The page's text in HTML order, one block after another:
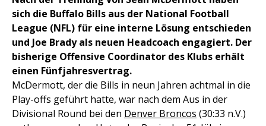
sich die Buffalo Bills aus der National Football
League (NFL) für eine interne Lösung entschieden
und Joe Brady als neuen Headcoach engagiert. Der
bisherige Offensive Coordinator des Klubs erhält
einen Fünfjahresvertrag.
McDermott, der die Bills in neun Jahren achtmal in die
Play-offs geführt hatte, war nach dem Aus in der
Divisional Round bei den Denver Broncos (30:33 n.V.)